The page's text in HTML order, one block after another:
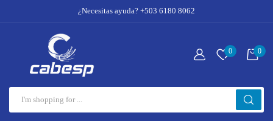
¿Necesitas ayuda? +503 6180 8062
0 0